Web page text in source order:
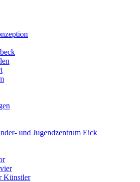
und Jugendzentrum Eick
Künstler